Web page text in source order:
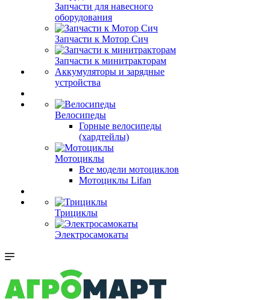
Запчасти для навесного
оборудования
Запчасти к Мотор Сич
Запчасти к минитракторам
Аккумуляторы и зарядные
устройства
Велосипеды
Горные велосипеды
(хардтейлы)
Мотоциклы
Все модели мотоциклов
Мотоциклы Lifan
Трициклы
Электросамокаты